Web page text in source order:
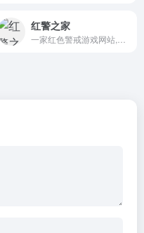
红警之家